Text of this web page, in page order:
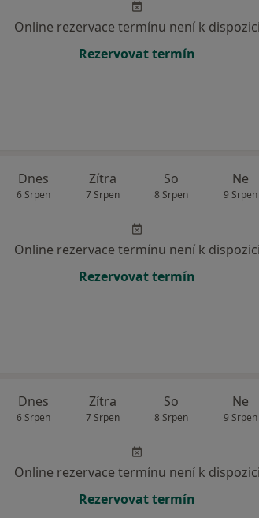
Online rezervace termínu není k dispozici
Rezervovat termín
Dnes
6 Srpen
Zítra
7 Srpen
So
8 Srpen
Ne
9 Srpen
Online rezervace termínu není k dispozici
Rezervovat termín
Dnes
6 Srpen
Zítra
7 Srpen
So
8 Srpen
Ne
9 Srpen
Online rezervace termínu není k dispozici
Rezervovat termín